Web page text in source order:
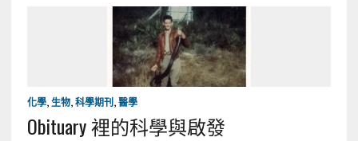
化學, 生物, 科學期刊 , 醫學
Obituary 裡的科學與啟發